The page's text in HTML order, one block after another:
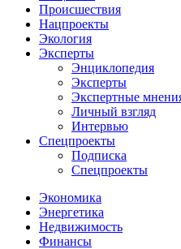
Происшествия
Нацпроекты
Экология
Эксперты
Энциклопедия
Эксперты
Экспертные
Личный взгляд
Интервью
Спецпроекты
Подписка
Спецпроекты
Экономика
Энергетика
Недвижимость
Финансы